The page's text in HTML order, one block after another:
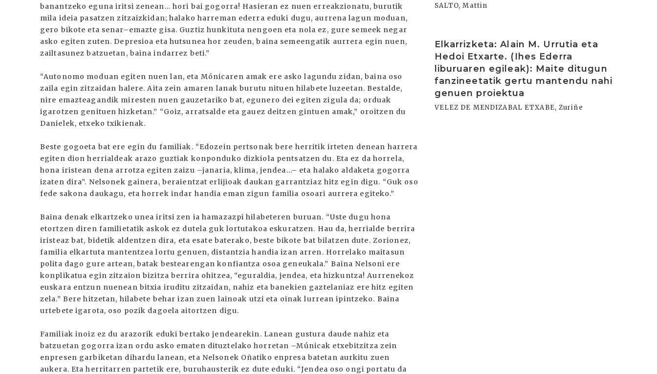
banantzeko eguna iritsi zenean... hori bai gogorra! Hasieran ez nuen erreakzionatu, burutik
mila ideia pasatzen zitzaizkidan; halako harreman ederra eduki dugu, aurrena lagun moduan,
gero bikote eta senar–emazte gisa. Guztiz hunkituta nengoen eta nola ez, gure semeek negar
asko egiten zuten. Depresioa eta hutsunea hor zeuden, baina semeengatik aurrera egin nuen,
zailtasunez batzuetan, baina indarrez beti.”
“Autonomo moduan egiten nuen lan, eta Mónicaren amak ere asko lagundu zidan, baina oso
zaila egin zitzaidan halere. Aita zein amaren lanak burutu nituen hilabete luzeetan. Bestalde,
nire emazteagandik miresten nuen gauzetariko bat, egunero dei egiten zigula da; orduak
igarotzen genituen hizketan.” “Goiz, arratsalde eta gauez deitzen gintuen amak,” oroitzen du
Danielek, etxeko txikienak.
Beste gogoeta bat ere egin du familiak. “Edozein pertsonak bere herritik irteten denean harrera
egiten dion herrialdeak arazo guztiak konponduko dizkiola pentsatzen du. Eta ez da horrela,
hona iristean dena arrotza egiten zaizu –janaria, klima, jendea...– eta halako aldaketa gogorra
izaten dira”. Nelsonek gainera, beraientzat erlijioak daukan garrantziaz hitz egin digu. “Guk oso
fede sakona daukagu, eta horrek indar handia eman zigun familia osoari aurrera egiteko.”
Baina denak elkartzeko unea iritsi zen ia hamazazpi hilabeteren buruan. “Uste dugu hona
etortzen diren familietatik askok ez dutela guk lortutakoa eskuratzen. Hau da, herrialde berrira
iristeaz bat, bidetik aldentzen dira, eta esate baterako, beste bikote bat bilatzen dute. Zorionez,
familia elkartuta mantentzea lortu genuen, distantzia handia izan arren. Horrelako maitasun
polita dago gure artean, batak bestearengan konfiantza osoa geneukala.” Baina Nelsoni ere
konplikatua egin zitzaion bizitza berrira ohitzea, “eguraldia, jendea, eta hizkuntza! Aurrenekoz
euskara entzun nuenean bitxia iruditu zitzaidan, nahiz eta banekien gaztelaniaz ere hitz egiten
zela.” Bere hitzetan, hilabete behar izan zuen lainoak utzi eta oinak lurrean ipintzeko. Baina
urtebete igarota, oso pozik dagoela aitortzen digu.
Familiak inoiz ez du arazorik eduki bertako jendearekin. Lanean gustura daude nahiz eta
batzuetan gogorra izan ordu asko ematen dituztelako horretan –Múnicak etxebitzitza zein
enpresen garbiketan dihardu lanean, eta Nelsonek Oñatiko enpresa batetan aurkitu zuen
aukera. Eta herritarren partetik ere, buruhausterik ez dute eduki. “Jendea oso ongi portatu da
SALTO, Mattin
Elkarrizketa: Alain M. Urrutia eta
Hedoi Etxarte. (Ihes Ederra
liburuaren egileak): Maite ditugun
fanzineetatik gertu mantendu nahi
genuen proiektua
VELEZ DE MENDIZABAL ETXABE, Zuriñe